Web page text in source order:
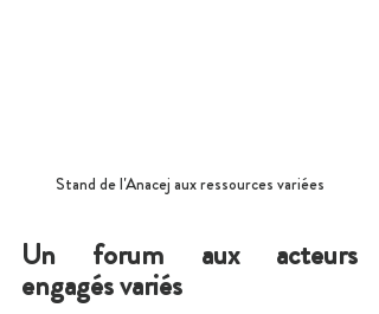
Stand de l'Anacej aux ressources variées
Un forum aux acteurs
engagés variés